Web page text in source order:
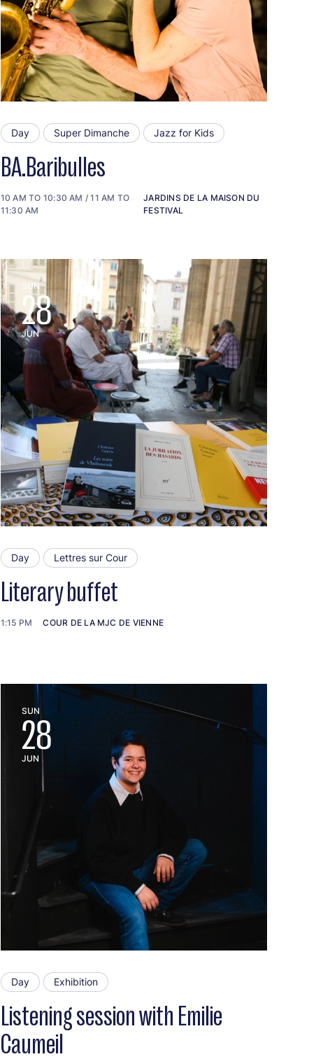
Day Super Dimanche Jazz for Kids
BA.Baribulles
10 AM TO 10:30 AM / 11 AM TO
11:30 AM
JARDINS DE LA MAISON DU
FESTIVAL
SUN
28
JUN
Day Lettres sur Cour
Literary buffet
1:15 PM COUR DE LA MJC DE VIENNE
SUN
28
JUN
Day Exhibition
Listening session with Emilie
Caumeil